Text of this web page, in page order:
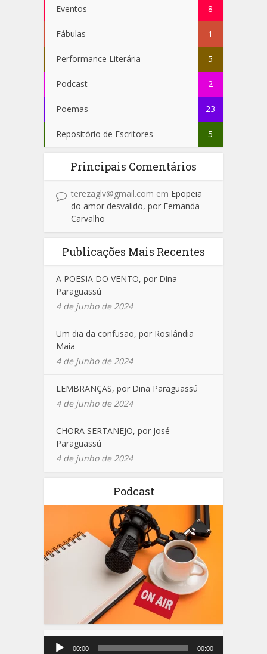
Eventos 8
Fábulas 1
Performance Literária 5
Podcast 2
Poemas 23
Repositório de Escritores 5
Principais Comentários
terezaglv@gmail.com em Epopeia
do amor desvalido, por Fernanda
Carvalho
Publicações Mais Recentes
A POESIA DO VENTO, por Dina
Paraguassú
4 de junho de 2024
Um dia da confusão, por Rosilândia
Maia
4 de junho de 2024
LEMBRANÇAS, por Dina Paraguassú
4 de junho de 2024
CHORA SERTANEJO, por José
Paraguassú
4 de junho de 2024
Podcast
Tocador
00:00 00:00